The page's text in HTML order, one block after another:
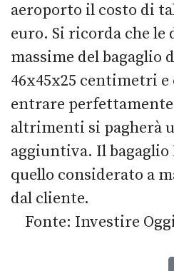
aeroporto il costo di
euro. Si ricorda che le
massime del bagaglio
46x45x25 centimetri e
entrare
altrimenti si pagherà
aggiuntiva. Il bagaglio
quello considerato a
dal cliente.
Fonte: Investire